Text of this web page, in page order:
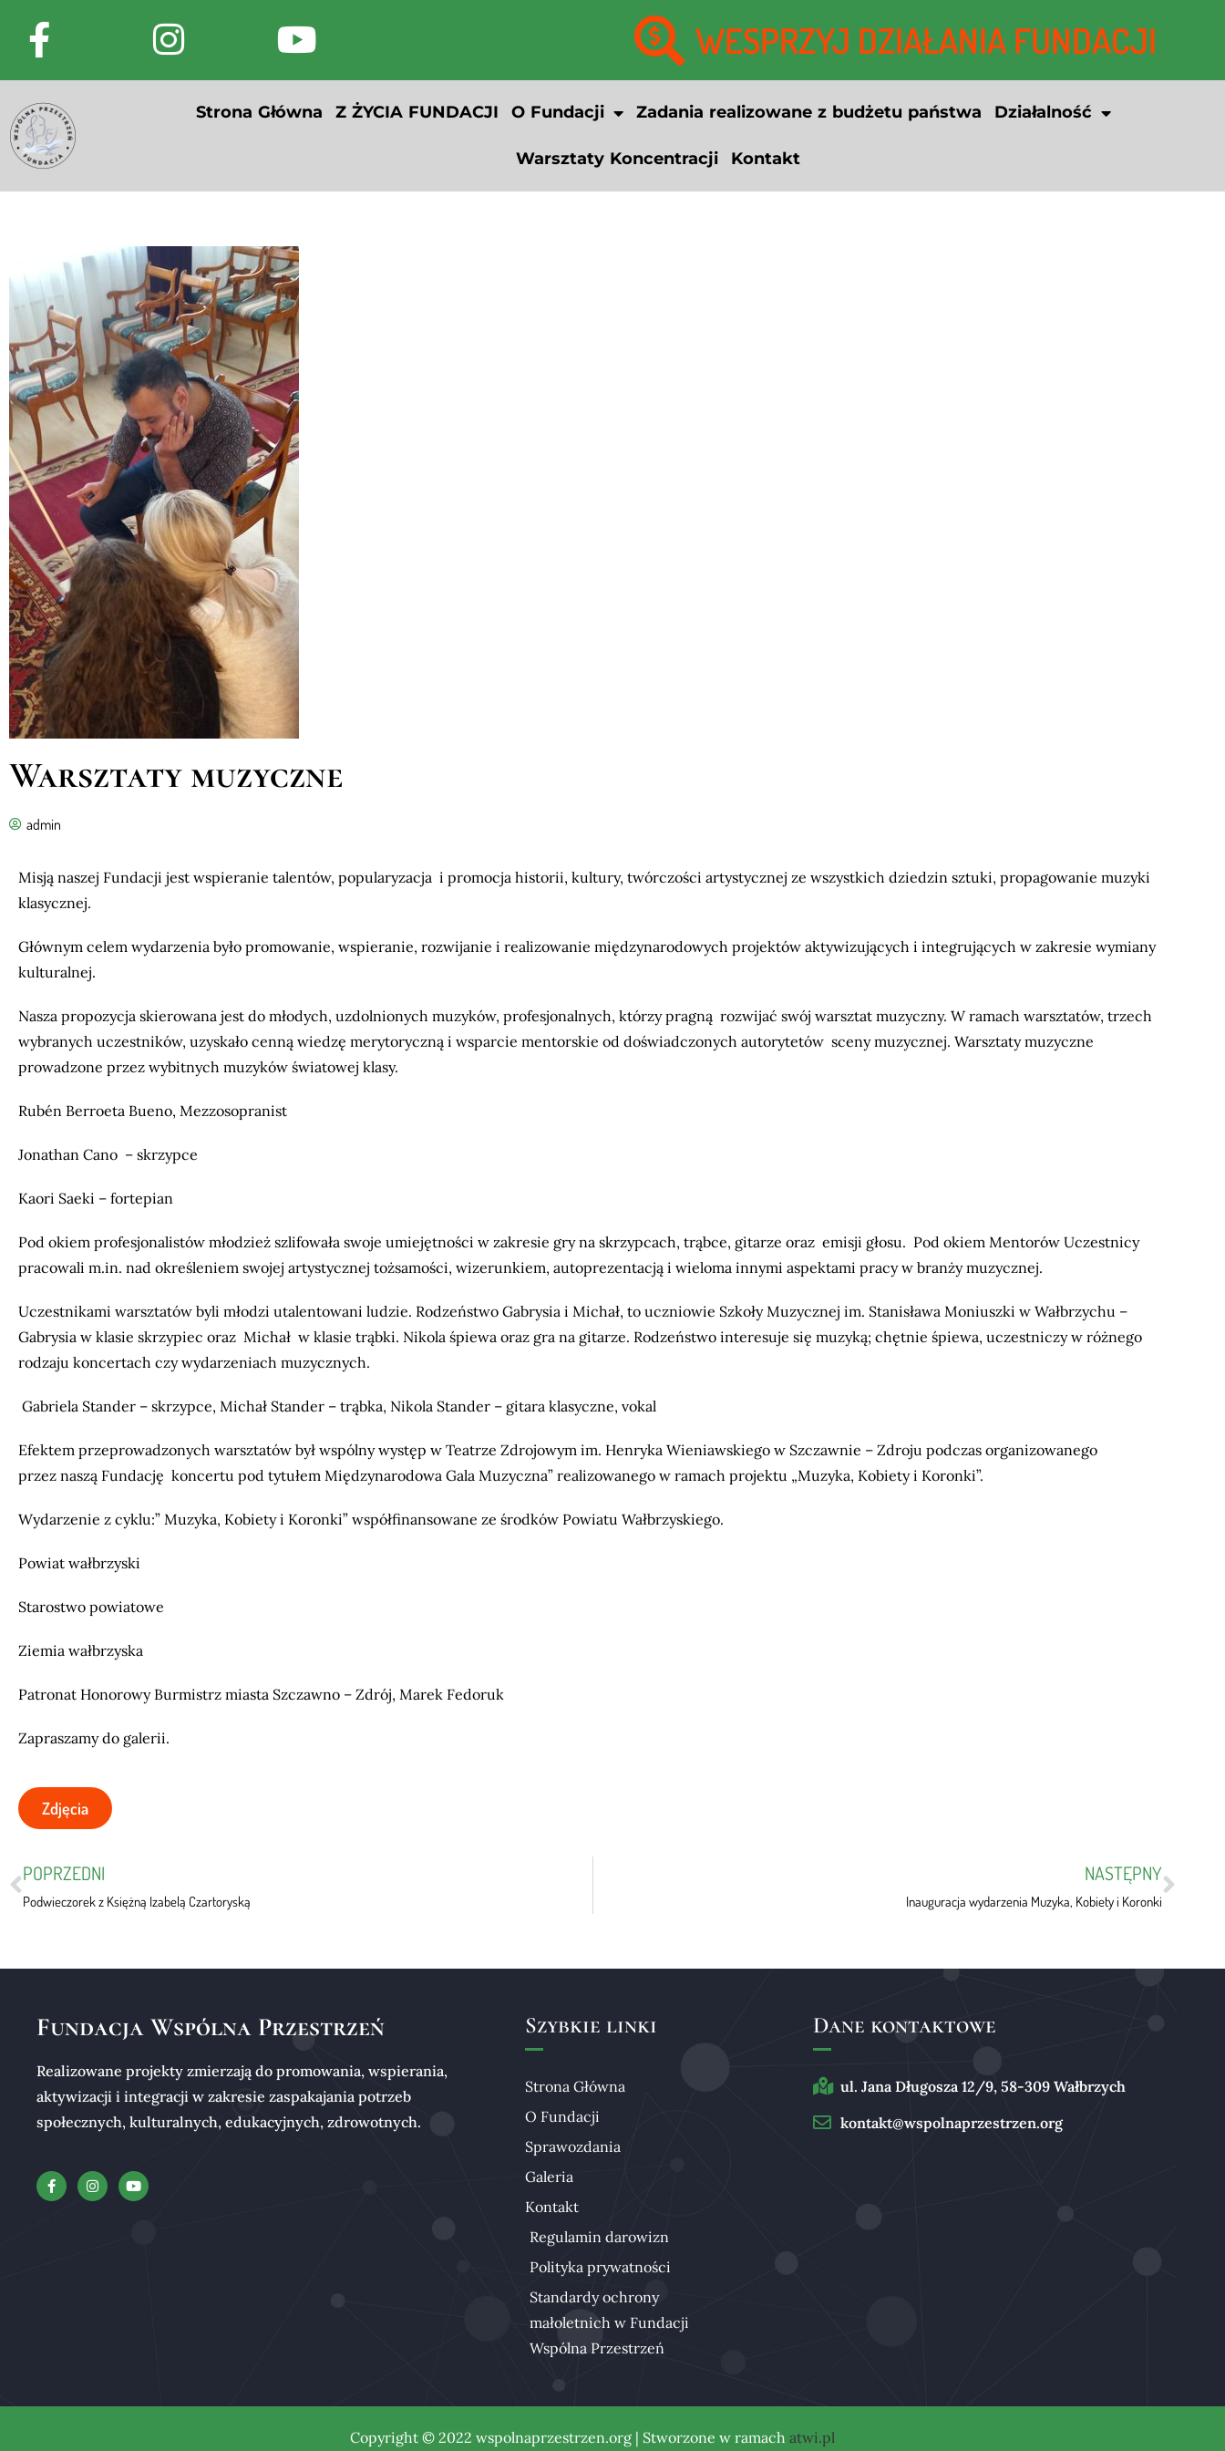
WESPRZYJ DZIAŁANIA FUNDACJI
Strona Główna Z ŻYCIA FUNDACJI O Fundacji Zadania realizowane z budżetu państwa Działalność
Warsztaty Koncentracji Kontakt
Warsztaty muzyczne
admin
Misją naszej Fundacji jest wspieranie talentów, popularyzacja i promocja historii, kultury, twórczości artystycznej ze wszystkich dziedzin sztuki, propagowanie muzyki
klasycznej.
Głównym celem wydarzenia było promowanie, wspieranie, rozwijanie i realizowanie międzynarodowych projektów aktywizujących i integrujących w zakresie wymiany
kulturalnej.
Nasza propozycja skierowana jest do młodych, uzdolnionych muzyków, profesjonalnych, którzy pragną rozwijać swój warsztat muzyczny. W ramach warsztatów, trzech
wybranych uczestników, uzyskało cenną wiedzę merytoryczną i wsparcie mentorskie od doświadczonych autorytetów sceny muzycznej. Warsztaty muzyczne
prowadzone przez wybitnych muzyków światowej klasy.
Rubén Berroeta Bueno, Mezzosopranist
Jonathan Cano – skrzypce
Kaori Saeki – fortepian
Pod okiem profesjonalistów młodzież szlifowała swoje umiejętności w zakresie gry na skrzypcach, trąbce, gitarze oraz emisji głosu. Pod okiem Mentorów Uczestnicy
pracowali m.in. nad określeniem swojej artystycznej tożsamości, wizerunkiem, autoprezentacją i wieloma innymi aspektami pracy w branży muzycznej.
Uczestnikami warsztatów byli młodzi utalentowani ludzie. Rodzeństwo Gabrysia i Michał, to uczniowie Szkoły Muzycznej im. Stanisława Moniuszki w Wałbrzychu –
Gabrysia w klasie skrzypiec oraz Michał w klasie trąbki. Nikola śpiewa oraz gra na gitarze. Rodzeństwo interesuje się muzyką; chętnie śpiewa, uczestniczy w różnego
rodzaju koncertach czy wydarzeniach muzycznych.
Gabriela Stander – skrzypce, Michał Stander – trąbka, Nikola Stander – gitara klasyczne, vokal
Efektem przeprowadzonych warsztatów był wspólny występ w Teatrze Zdrojowym im. Henryka Wieniawskiego w Szczawnie – Zdroju podczas organizowanego
przez naszą Fundację koncertu pod tytułem Międzynarodowa Gala Muzyczna” realizowanego w ramach projektu „Muzyka, Kobiety i Koronki”.
Wydarzenie z cyklu:” Muzyka, Kobiety i Koronki” współfinansowane ze środków Powiatu Wałbrzyskiego.
Powiat wałbrzyski
Starostwo powiatowe
Ziemia wałbrzyska
Patronat Honorowy Burmistrz miasta Szczawno – Zdrój, Marek Fedoruk
Zapraszamy do galerii.
Zdjęcia
POPRZEDNI
Podwieczorek z Księżną Izabelą Czartoryską
NASTĘPNY
Inauguracja wydarzenia Muzyka, Kobiety i Koronki
Fundacja Wspólna Przestrzeń
Realizowane projekty zmierzają do promowania, wspierania,
aktywizacji i integracji w zakresie zaspakajania potrzeb
społecznych, kulturalnych, edukacyjnych, zdrowotnych.
Szybkie linki
Strona Główna
O Fundacji
Sprawozdania
Galeria
Kontakt
Regulamin darowizn
Polityka prywatności
Standardy ochrony
małoletnich w Fundacji
Wspólna Przestrzeń
Dane kontaktowe
ul. Jana Długosza 12/9, 58-309 Wałbrzych
kontakt@wspolnaprzestrzen.org
Copyright © 2022 wspolnaprzestrzen.org | Stworzone w ramach atwi.pl